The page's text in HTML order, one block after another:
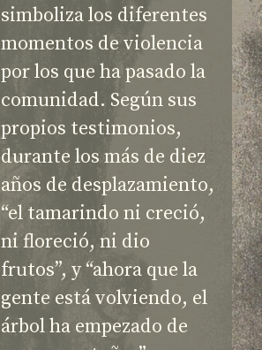
simboliza los diferentes
momentos de violencia
por los que ha pasado la
comunidad. Según sus
propios testimonios,
durante los más de diez
años de desplazamiento,
“el tamarindo ni creció,
ni floreció, ni dio
frutos”, y “ahora que la
gente está volviendo, el
árbol ha empezado de